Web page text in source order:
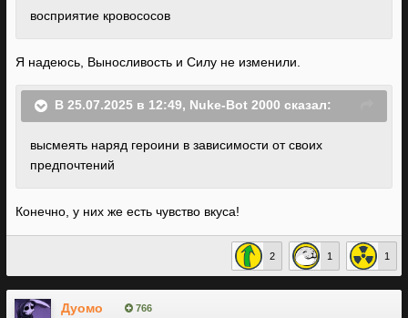
восприятие кровососов
Я надеюсь, Выносливость и Силу не изменили.
В 25.07.2025 в 12:49, Nuke-Bot 2000 сказал:
высмеять наряд героини в зависимости от своих
предпочтений
Конечно, у них же есть чувство вкуса!
2 1 1
Дуомо 766